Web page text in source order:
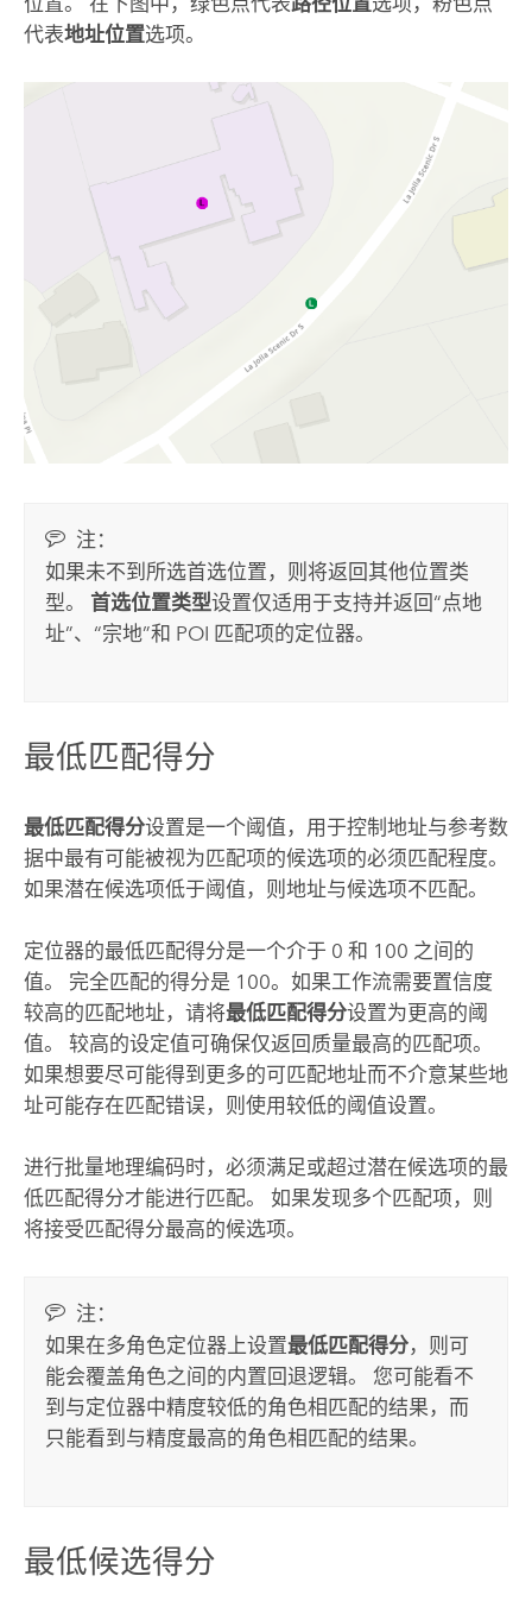
代表地址位置选项。
注：
如果未不到所选首选位置，则将返回其他位置类
型。 首选位置类型设置仅适用于支持并返回“点地
址”、“宗地”和 POI 匹配项的定位器。
最低匹配得分
最低匹配得分设置是一个阈值，用于控制地址与参考数
据中最有可能被视为匹配项的候选项的必须匹配程度。
如果潜在候选项低于阈值，则地址与候选项不匹配。
定位器的最低匹配得分是一个介于 0 和 100 之间的
值。 完全匹配的得分是 100。如果工作流需要置信度
较高的匹配地址，请将最低匹配得分设置为更高的阈
值。 较高的设定值可确保仅返回质量最高的匹配项。
如果想要尽可能得到更多的可匹配地址而不介意某些地
址可能存在匹配错误，则使用较低的阈值设置。
进行批量地理编码时，必须满足或超过潜在候选项的最
低匹配得分才能进行匹配。 如果发现多个匹配项，则
将接受匹配得分最高的候选项。
注：
如果在多角色定位器上设置最低匹配得分，则可
能会覆盖角色之间的内置回退逻辑。 您可能看不
到与定位器中精度较低的角色相匹配的结果，而
只能看到与精度最高的角色相匹配的结果。
最低候选得分